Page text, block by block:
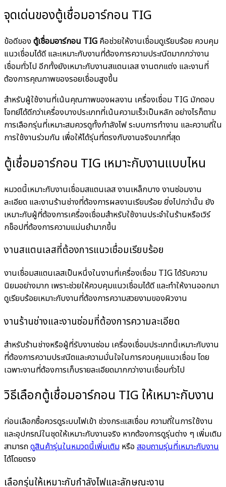
จุดเด่นของตู้เชื่อมอาร์กอน TIG
ข้อดีของตู้เชื่อมอาร์กอน TIG คือช่วยให้งานเชื่อมดูเรียบร้อย ควบคุม
แนวเชื่อมได้ดี และเหมาะกับงานที่ต้องการความประณีตมากกว่างาน
เชื่อมทั่วไป อีกทั้งยังเหมาะกับงานสแตนเลส งานตกแต่ง และงานที่
ต้องการคุณภาพของรอยเชื่อมสูงขึ้น
สำหรับผู้ใช้งานที่เน้นคุณภาพของผลงาน เครื่องเชื่อม TIG มักตอบ
โจทย์ได้ดีกว่าเครื่องบางประเภทที่เน้นความเร็วเป็นหลัก อย่างไรก็ตาม
การเลือกรุ่นที่เหมาะสมควรดูทั้งกำลังไฟ ระบบการทำงาน และความถี่ใน
การใช้งานร่วมกัน เพื่อให้ได้รุ่นที่ตรงกับงานจริงมากที่สุด
ตู้เชื่อมอาร์กอน TIG เหมาะกับงานแบบไหน
หมวดนี้เหมาะกับงานเชื่อมสแตนเลส งานเหล็กบาง งานซ่อมงาน
ละเอียด และงานร้านช่างที่ต้องการผลงานเรียบร้อย ยิ่งไปกว่านั้น ยัง
เหมาะกับผู้ที่ต้องการเครื่องเชื่อมสำหรับใช้งานประจำในร้านหรือเวิร์
กช็อปที่ต้องการความแม่นยำมากขึ้น
งานสแตนเลสที่ต้องการแนวเชื่อมเรียบร้อย
งานเชื่อมสแตนเลสเป็นหนึ่งในงานที่เครื่องเชื่อม TIG ได้รับความ
นิยมอย่างมาก เพราะช่วยให้ควบคุมแนวเชื่อมได้ดี และทำให้งานออกมา
ดูเรียบร้อยเหมาะกับงานที่ต้องการความสวยงามของผิวงาน
งานร้านช่างและงานซ่อมที่ต้องการความละเอียด
สำหรับร้านช่างหรือผู้ที่รับงานซ่อม เครื่องเชื่อมประเภทนี้เหมาะกับงาน
ที่ต้องการความประณีตและความมั่นใจในการควบคุมแนวเชื่อม โดย
เฉพาะงานที่ต้องการเก็บรายละเอียดมากกว่างานเชื่อมทั่วไป
วิธีเลือกตู้เชื่อมอาร์กอน TIG ให้เหมาะกับงาน
ก่อนเลือกซื้อควรดูระบบไฟเข้า ช่วงกระแสเชื่อม ความถี่ในการใช้งาน
และอุปกรณ์ในชุดให้เหมาะกับงานจริง หากต้องการดูรุ่นต่าง ๆ เพิ่มเติม
สามารถดูสินค้ารุ่นในหมวดนี้เพิ่มเติม หรือ สอบถามรุ่นที่เหมาะกับงาน
ได้โดยตรง
เลือกรุ่นให้เหมาะกับกำลังไฟและลักษณะงาน